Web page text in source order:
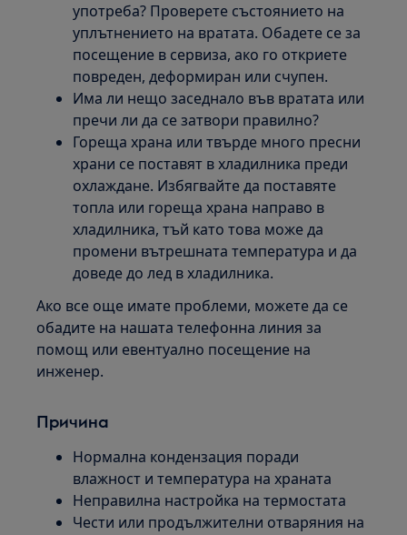
употреба? Проверете състоянието на
уплътнението на вратата. Обадете се за
посещение в сервиза, ако го откриете
повреден, деформиран или счупен.
Има ли нещо заседнало във вратата или
пречи ли да се затвори правилно?
Гореща храна или твърде много пресни
храни се поставят в хладилника преди
охлаждане. Избягвайте да поставяте
топла или гореща храна направо в
хладилника, тъй като това може да
промени вътрешната температура и да
доведе до лед в хладилника.
Ако все още имате проблеми, можете да се
обадите на нашата телефонна линия за
помощ или евентуално посещение на
инженер.
Причина
Нормална кондензация поради
влажност и температура на храната
Неправилна настройка на термостата
Чести или продължителни отваряния на